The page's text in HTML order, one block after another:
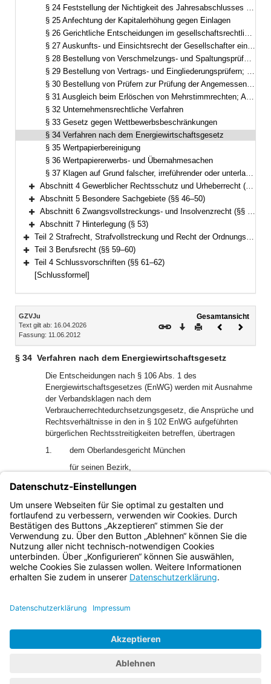
§ 24 Feststellung der Nichtigkeit des Jahresabschlusses oder Anfechtung der Feststellung des Jahresabschlusses durch die Hauptversammlung und die oberste Vertretung
§ 25 Anfechtung der Kapitalerhöhung gegen Einlagen
§ 26 Gerichtliche Entscheidungen im gesellschaftsrechtlichen Spruchverfahren
§ 27 Auskunfts- und Einsichtsrecht der Gesellschafter einer Gesellschaft mit beschränkter Haftung
§ 28 Bestellung von Verschmelzungs- und Spaltungsprüfern; Ersatz von Auslagen und Vergütung
§ 29 Bestellung von Vertrags- und Eingliederungsprüfern; Ersatz von Auslagen und Vergütung
§ 30 Bestellung von Prüfern zur Prüfung der Angemessenheit der Barabfindung beim Ausschluss von Minderheitsaktionären; Ersatz von Auslagen und Vergütung
§ 31 Ausgleich beim Erlöschen von Mehrstimmrechten; Antrag auf gerichtliche Bestimmung des angemessenen Ausgleichs
§ 32 Unternehmensrechtliche Verfahren
§ 33 Gesetz gegen Wettbewerbsbeschränkungen
§ 34 Verfahren nach dem Energiewirtschaftsgesetz
§ 35 Wertpapierbereinigung
§ 36 Wertpapiererwerbs- und Übernahmesachen
§ 37 Klagen auf Grund falscher, irreführender oder unterlassener öffentlicher Kapitalmarktinformationen und vertraglicher Erfüllungsansprüche aus Angeboten nach dem Wertpapiererwerbs- und Übernahmegesetz
Bereich erweitern
Abschnitt 4 Gewerblicher Rechtsschutz und Urheberrecht (§§ 38–45a)
Bereich erweitern
Abschnitt 5 Besondere Sachgebiete (§§ 46–50)
Bereich erweitern
Abschnitt 6 Zwangsvollstreckungs- und Insolvenzrecht (§§ 51–52)
Bereich erweitern
Abschnitt 7 Hinterlegung (§ 53)
Bereich erweitern
Teil 2 Strafrecht, Strafvollstreckung und Recht der Ordnungswidrigkeiten (§§ 54–58)
Bereich erweitern
Teil 3 Berufsrecht (§§ 59–60)
Bereich erweitern
Teil 4 Schlussvorschriften (§§ 61–62)
[Schlussformel]
Inhalt
GZVJu
Text gilt ab: 16.04.2026
Fassung: 11.06.2012
Gesamtansicht
Download
DruckenVorheriges
§ 34 Verfahren nach dem Energiewirtschaftsgesetz
Die Entscheidungen nach § 106 Abs. 1 des
Energiewirtschaftsgesetzes (EnWG) werden mit Ausnahme
der Verbandsklagen nach dem
Verbraucherrechtedurchsetzungsgesetz, die Ansprüche und
Rechtsverhältnisse in den in § 102 EnWG aufgeführten
bürgerlichen Rechtsstreitigkeiten betreffen, übertragen
1.
dem Oberlandesgericht München
für seinen Bezirk,
2.
dem Oberlandesgericht Nürnberg
für seinen Bezirk und den Bezirk des
Oberlandesgerichts Bamberg.
Bayern.de
BayernPortal
Impressum